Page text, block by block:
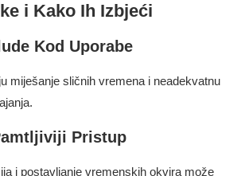
i Kako Ih Izbjeći
Kod Uporabe
miješanje sličnih vremena i neadekvatnu
Pristup
i postavljanje vremenskih okvira može